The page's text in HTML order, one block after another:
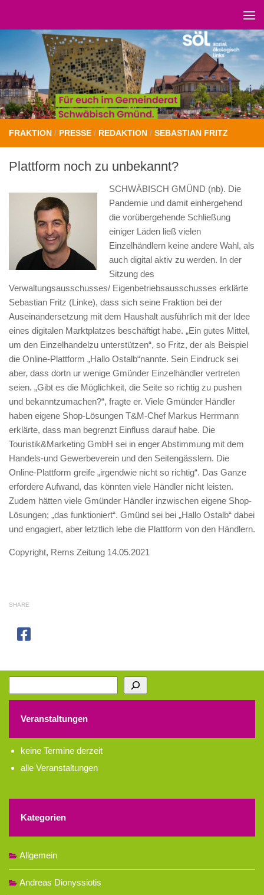
FRAKTION / PRESSE / REDAKTION / SEBASTIAN FRITZ
Plattform noch zu unbekannt?
SCHWÄBISCH GMÜND (nb). Die
Pandemie und damit einhergehend
die vorübergehende Schließung
einiger Läden ließ vielen
Einzelhändlern keine andere Wahl, als
auch digital aktiv zu werden. In der
Sitzung des
Verwaltungsausschusses/ Eigenbetriebsausschusses erklärte
Sebastian Fritz (Linke), dass sich seine Fraktion bei der
Auseinandersetzung mit dem Haushalt ausführlich mit der Idee
eines digitalen Marktplatzes beschäftigt habe. „Ein gutes Mittel,
um den Einzelhandelzu unterstützen“, so Fritz, der als Beispiel
die Online-Plattform „Hallo Ostalb“nannte. Sein Eindruck sei
aber, dass dortn ur wenige Gmünder Einzelhändler vertreten
seien. „Gibt es die Möglichkeit, die Seite so richtig zu pushen
und bekanntzumachen?“, fragte er. Viele Gmünder Händler
haben eigene Shop-Lösungen T&M-Chef Markus Herrmann
erklärte, dass man begrenzt Einfluss darauf habe. Die
Touristik&Marketing GmbH sei in enger Abstimmung mit dem
Handels-und Gewerbeverein und den Seitengässlern. Die
Online-Plattform greife „irgendwie nicht so richtig“. Das Ganze
erfordere Aufwand, das könnten viele Händler nicht leisten.
Zudem hätten viele Gmünder Händler inzwischen eigene Shop-
Lösungen; „das funktioniert“. Gmünd sei bei „Hallo Ostalb“ dabei
und engagiert, aber letztlich lebe die Plattform von den Händlern.
Copyright, Rems Zeitung 14.05.2021
SHARE
Veranstaltungen
keine Termine derzeit
alle Veranstaltungen
Kategorien
Allgemein
Andreas Dionyssiotis